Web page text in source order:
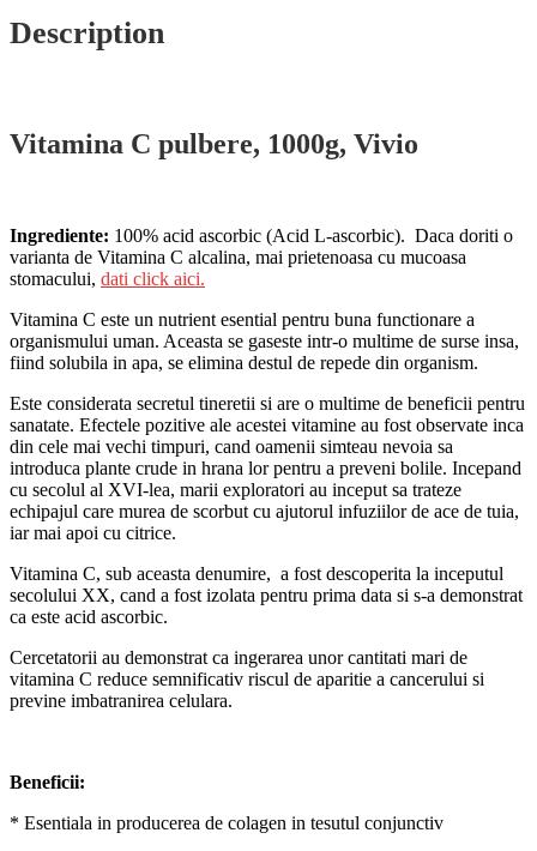
Description
Vitamina C pulbere, 1000g, Vivio
Ingrediente: 100% acid ascorbic (Acid L-ascorbic). Daca doriti o
varianta de Vitamina C alcalina, mai prietenoasa cu mucoasa
stomacului, dati click aici.
Vitamina C este un nutrient esential pentru buna functionare a
organismului uman. Aceasta se gaseste intr-o multime de surse insa,
fiind solubila in apa, se elimina destul de repede din organism.
Este considerata secretul tineretii si are o multime de beneficii pentru
sanatate. Efectele pozitive ale acestei vitamine au fost observate inca
din cele mai vechi timpuri, cand oamenii simteau nevoia sa
introduca plante crude in hrana lor pentru a preveni bolile. Incepand
cu secolul al XVI-lea, marii exploratori au inceput sa trateze
echipajul care murea de scorbut cu ajutorul infuziilor de ace de tuia,
iar mai apoi cu citrice.
Vitamina C, sub aceasta denumire, a fost descoperita la inceputul
secolului XX, cand a fost izolata pentru prima data si s-a demonstrat
ca este acid ascorbic.
Cercetatorii au demonstrat ca ingerarea unor cantitati mari de
vitamina C reduce semnificativ riscul de aparitie a cancerului si
previne imbatranirea celulara.
Beneficii:
* Esentiala in producerea de colagen in tesutul conjunctiv